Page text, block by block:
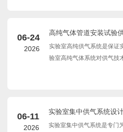
06-24
2026
高纯气体管道安装试验
实验室高纯供气系统是保证
验室高纯气体系统对供气技
06-11
2026
实验室集中供气系统设
实验室集中供气系统是专门